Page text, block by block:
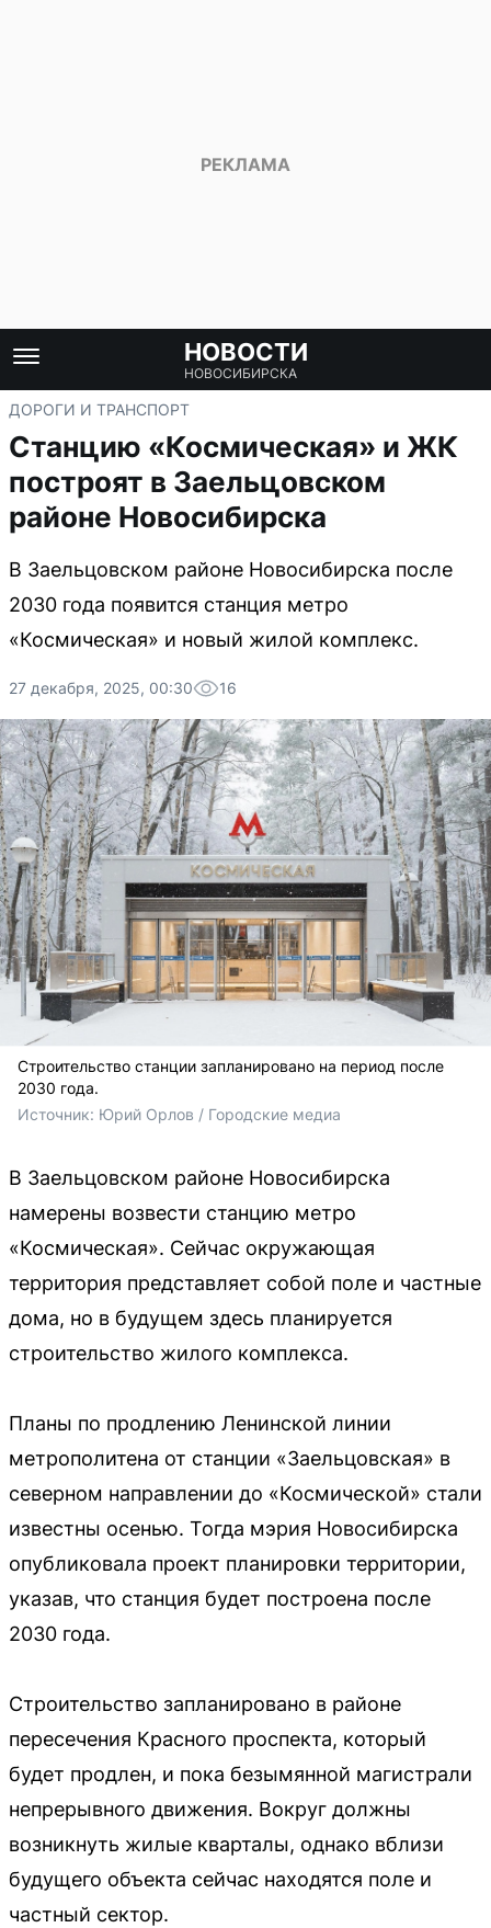
НОВОСТИ
НОВОСИБИРСКА
ДОРОГИ И ТРАНСПОРТ
Станцию «Космическая» и ЖК
построят в Заельцовском
районе Новосибирска
В Заельцовском районе Новосибирска после
2030 года появится станция метро
«Космическая» и новый жилой комплекс.
27 декабря, 2025, 00:30 16
Строительство станции запланировано на период после
2030 года.
Источник: Юрий Орлов / Городские медиа
В Заельцовском районе Новосибирска
намерены возвести станцию метро
«Космическая». Сейчас окружающая
территория представляет собой поле и частные
дома, но в будущем здесь планируется
строительство жилого комплекса.
Планы по продлению Ленинской линии
метрополитена от станции «Заельцовская» в
северном направлении до «Космической» стали
известны осенью. Тогда мэрия Новосибирска
опубликовала проект планировки территории,
указав, что станция будет построена после
2030 года.
Строительство запланировано в районе
пересечения Красного проспекта, который
будет продлен, и пока безымянной магистрали
непрерывного движения. Вокруг должны
возникнуть жилые кварталы, однако вблизи
будущего объекта сейчас находятся поле и
частный сектор.